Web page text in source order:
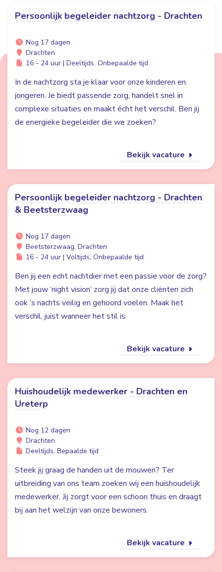
Persoonlijk begeleider nachtzorg - Drachten
Nog 17 dagen
Drachten
16 - 24 uur | Deeltijds, Onbepaalde tijd
In de nachtzorg sta je klaar voor onze kinderen en
jongeren. Je biedt passende zorg, handelt snel in
complexe situaties en maakt écht het verschil. Ben jij
de energieke begeleider die we zoeken?
Bekijk vacature
Persoonlijk begeleider nachtzorg - Drachten
& Beetsterzwaag
Nog 17 dagen
Beetsterzwaag, Drachten
16 - 24 uur | Voltijds, Onbepaalde tijd
Ben jij een echt nachtdier met een passie voor de zorg?
Met jouw ‘night vision’ zorg jij dat onze cliënten zich
ook ’s nachts veilig en gehoord voelen. Maak het
verschil, juist wanneer het stil is.
Bekijk vacature
Huishoudelijk medewerker - Drachten en
Ureterp
Nog 12 dagen
Drachten
Deeltijds, Bepaalde tijd
Steek jij graag de handen uit de mouwen? Ter
uitbreiding van ons team zoeken wij een huishoudelijk
medewerker. Jij zorgt voor een schoon thuis en draagt
bij aan het welzijn van onze bewoners.
Bekijk vacature